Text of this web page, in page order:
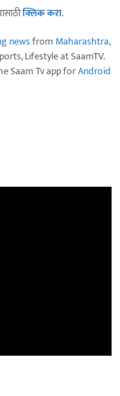
क्लिक करा.
newsfrom Maharashtra,
Lifestyle at SaamTV.
Saam Tv app forAndroid